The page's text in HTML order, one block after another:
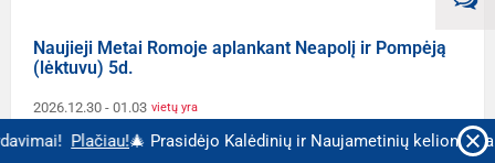
Naujieji Metai Romoje aplankant Neapolį ir Pompėją
(lėktuvu) 5d.
2026.12.30 - 01.03 vietų yra
🎄 Prasidėjo Kalėdinių ir Naujametinių kelionių pardavimai!